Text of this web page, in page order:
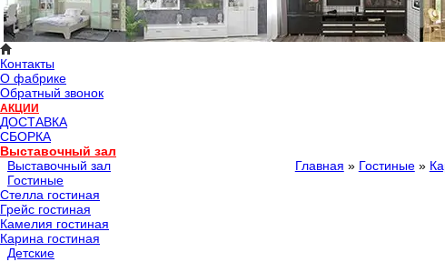
Контакты
О фабрике
Обратный звонок
АКЦИИ
ДОСТАВКА
СБОРКА
Выставочный зал
Выставочный зал
Гостиные
Стелла гостиная
Грейс гостиная
Камелия гостиная
Карина гостиная
Детские
Главная » Гостиные»